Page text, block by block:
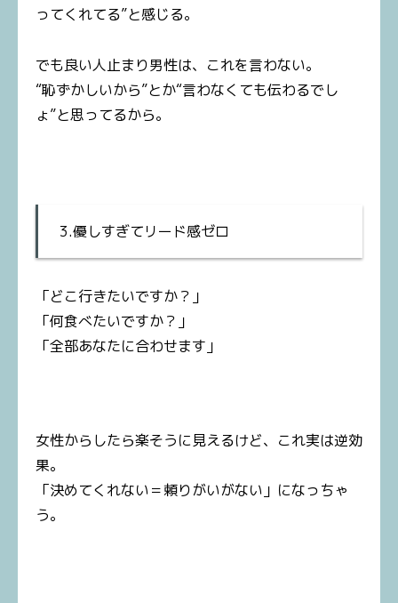
ってくれてる”と感じる。
でも良い人止まり男性は、これを言わない。
“恥ずかしいから”とか“言わなくても伝わるでし
ょ”と思ってるから。
3.優しすぎてリード感ゼロ
「どこ行きたいですか？」
「何食べたいですか？」
「全部あなたに合わせます」
女性からしたら楽そうに見えるけど、これ実は逆効
果。
「決めてくれない＝頼りがいがない」になっちゃ
う。